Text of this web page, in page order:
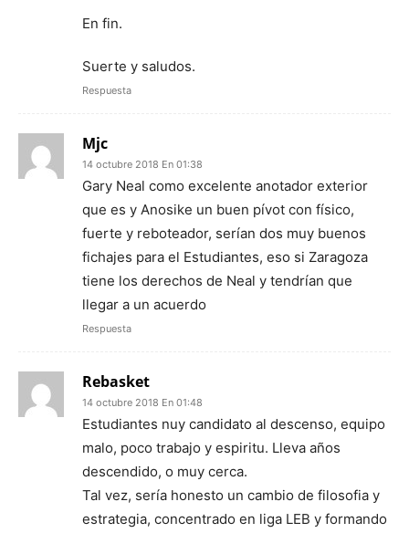
En fin.
Suerte y saludos.
Respuesta
Mjc
14 octubre 2018 En 01:38
Gary Neal como excelente anotador exterior
que es y Anosike un buen pívot con físico,
fuerte y reboteador, serían dos muy buenos
fichajes para el Estudiantes, eso si Zaragoza
tiene los derechos de Neal y tendrían que
llegar a un acuerdo
Respuesta
Rebasket
14 octubre 2018 En 01:48
Estudiantes nuy candidato al descenso, equipo
malo, poco trabajo y espiritu. Lleva años
descendido, o muy cerca.
Tal vez, sería honesto un cambio de filosofia y
estrategia, concentrado en liga LEB y formando